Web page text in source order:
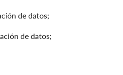
de datos;
de datos;